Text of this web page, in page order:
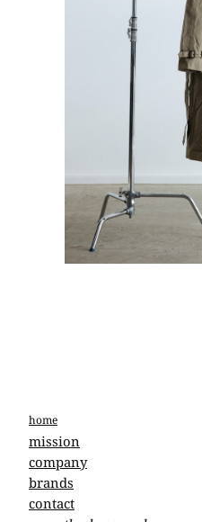
home
mission
company
brands
contact